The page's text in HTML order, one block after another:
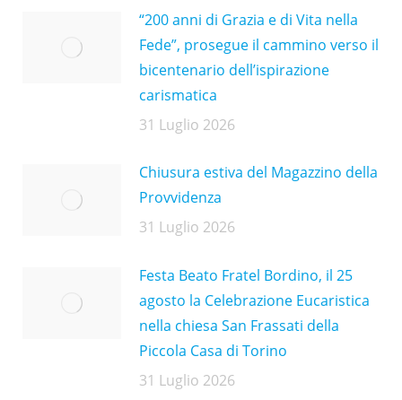
“200 anni di Grazia e di Vita nella
Fede”, prosegue il cammino verso il
bicentenario dell’ispirazione
carismatica
31 Luglio 2026
Chiusura estiva del Magazzino della
Provvidenza
31 Luglio 2026
Festa Beato Fratel Bordino, il 25
agosto la Celebrazione Eucaristica
nella chiesa San Frassati della
Piccola Casa di Torino
31 Luglio 2026